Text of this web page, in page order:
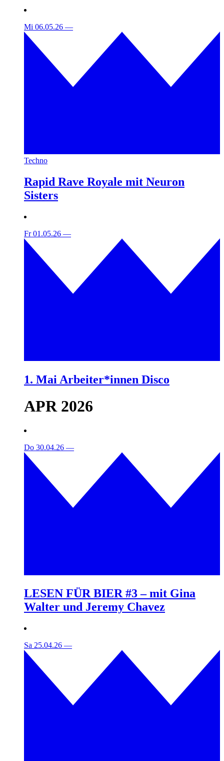
Mi 06.05.26 —
Techno
Rapid Rave Royale mit Neuron
Sisters
Fr 01.05.26 —
1. Mai Arbeiter*innen Disco
APR 2026
Do 30.04.26 —
LESEN FÜR BIER #3 – mit Gina
Walter und Jeremy Chavez
Sa 25.04.26 —